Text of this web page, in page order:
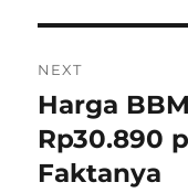
n
a
v
i
i
s
p
o
NEXT
N
e
x
Harga
Rp30.890
Faktanya